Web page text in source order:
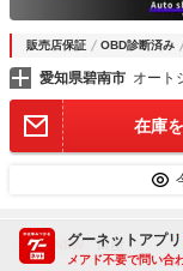
販売店保証 OBD診断済み
愛知県碧南市 オート
在庫
NEW 日産
グーネットアプリ
メアド不要で問い合